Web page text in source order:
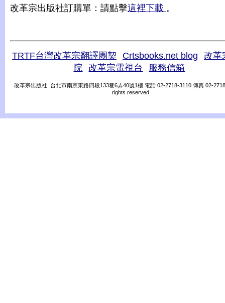
改革宗出版社訂購單：請點擊這裡下載 。
TRTF台灣改革宗翻譯團契 Crtsbooks.net blog
改革
院
改革宗電視台 服務信箱
改革宗出版社 台北市南京東路四段133巷6弄40號1樓 電話 02-2718-3110 傳真 02-
rights reserved